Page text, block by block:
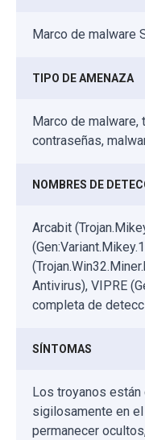
Marco de malware
TIPO DE AMENAZA
Marco de malware,
contraseñas,
NOMBRES DE
Arcabit
Antivirus), VIPRE
completa de
SÍNTOMAS
Los troyanos
sigilosamente en
permanecer